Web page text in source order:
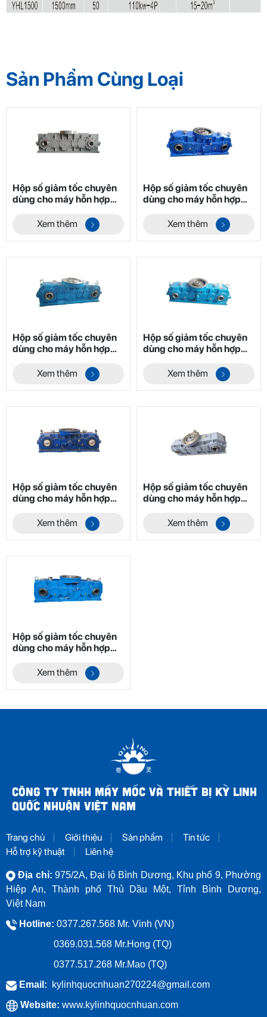
Sản Phẩm Cùng Loại
Hộp số giảm tốc chuyên
dùng cho máy hỗn hợp
dòng YHL Mã 1
Xem thêm
Hộp số giảm tốc chuyên
dùng cho máy hỗn hợp
dòng YHL Mã 3
Xem thêm
Hộp số giảm tốc chuyên
dùng cho máy hỗn hợp
dòng YHL Mã 4
Xem thêm
Hộp số giảm tốc chuyên
dùng cho máy hỗn hợp
dòng YHL Mã 5
Xem thêm
Hộp số giảm tốc chuyên
dùng cho máy hỗn hợp
dòng YHL Mã 6
Xem thêm
Hộp số giảm tốc chuyên
dùng cho máy hỗn hợp
dòng YHL Mã 7
Xem thêm
Hộp số giảm tốc chuyên
dùng cho máy hỗn hợp
dòng YHL Mã 8
Xem thêm
CÔNG TY TNHH MÁY MÓC VÀ THIẾT BỊ KỲ LINH
QUỐC NHUẬN VIỆT NAM
Trang chủ Giới thiệu Sản phẩm
Tin tức
Hỗ trợ kỹ thuật
Liên hệ
Địa chỉ: 975/2A, Đại lộ Bình Dương, Khu phố 9, Phường
Hiệp An, Thành phố Thủ Dầu Một, Tỉnh Bình Dương,
Việt Nam
Hotline: 0377.267.568 Mr. Vinh (VN)
0369.031.568 Mr.Hong (TQ)
0377.517.268 Mr.Mao (TQ)
Email: kylinhquocnhuan270224@gmail.com
Website: www.kylinhquocnhuan.com